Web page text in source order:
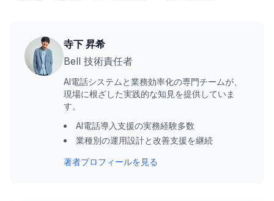
寺下 昇希
Bell 技術責任者
AI電話システムと業務効率化の専門チームが、
現場に根ざした実践的な知見を提供していま
す。
AI電話導入支援の実務経験多数
業種別の運用設計と改善支援を継続
著者プロフィールを見る